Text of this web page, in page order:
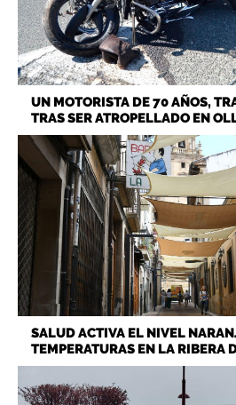
UN MOTORISTA DE 70 AÑOS,
TRAS SER ATROPELLADO EN
SALUD ACTIVA EL NIVEL
TEMPERATURAS EN LA RIBERA